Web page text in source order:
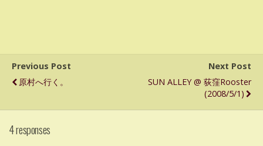
Previous Post
原村へ行く。
Next Post
SUN ALLEY @ 荻窪Rooster
(2008/5/1)
4 responses